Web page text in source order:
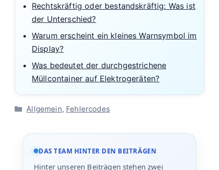
Rechtskräftig oder bestandskräftig: Was ist
der Unterschied?
Warum erscheint ein kleines Warnsymbol im
Display?
Was bedeutet der durchgestrichene
Müllcontainer auf Elektrogeräten?
Kategorien
Allgemein, Fehlercodes
DAS TEAM HINTER DEN BEITRÄGEN
Hinter unseren Beiträgen stehen zwei